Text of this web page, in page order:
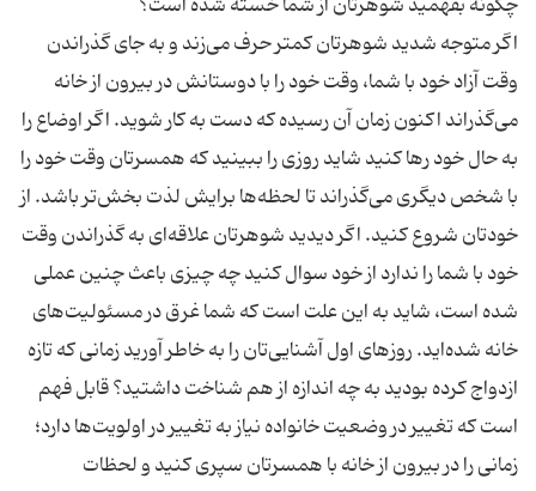
اگر متوجه شدید شوهرتان كمتر حرف می‌زند و به جای گذراندن
وقت آزاد خود با شما، وقت خود را با دوستانش در بیرون از خانه
می‌گذراند اكنون زمان آن رسیده كه دست به كار شوید. اگر اوضاع را
به حال خود رها كنید شاید روزی را ببینید كه همسرتان وقت خود را
با شخص دیگری می‌گذراند تا لحظه‌ها برایش لذت بخش‌تر باشد. از
خودتان شروع كنید. اگر دیدید شوهرتان علاقه‌ای به گذراندن وقت
خود با شما را ندارد از خود سوال كنید چه چیزی باعث چنین عملی
شده است، شاید به این علت است كه شما غرق در مسئولیت‌های
خانه شده‌اید. روز‌های اول آشنایی‌تان را به خاطر آورید زمانی كه تازه
ازدواج كرده بودید به چه اندازه از هم شناخت داشتید؟ قابل فهم
است كه تغییر در وضعیت خانواده نیاز به تغییر در اولویت‌ها دارد؛
زمانی را در بیرون از خانه با همسرتان سپری كنید و لحظات